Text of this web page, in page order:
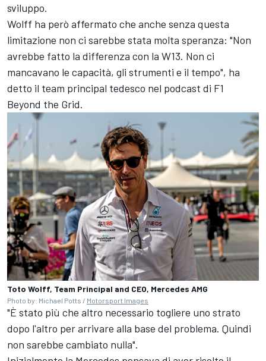
sviluppo.
Wolff ha però affermato che anche senza questa
limitazione non ci sarebbe stata molta speranza: "Non
avrebbe fatto la differenza con la W13. Non ci
mancavano le capacità, gli strumenti e il tempo", ha
detto il team principal tedesco nel podcast di F1
Beyond the Grid.
Toto Wolff, Team Principal and CEO, Mercedes AMG
Photo by: Michael Potts / Motorsport Images
"È stato più che altro necessario togliere uno strato
dopo l'altro per arrivare alla base del problema. Quindi
non sarebbe cambiato nulla".